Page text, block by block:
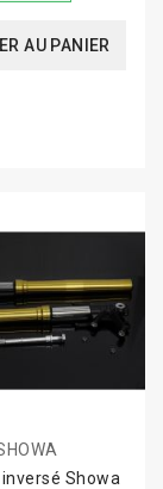
AU PANIER
inversé Showa